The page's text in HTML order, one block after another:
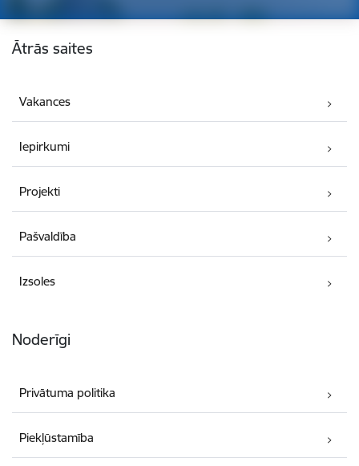
Kājene
Ātrās saites
Vakances
Iepirkumi
Projekti
Pašvaldība
Izsoles
Noderīgi
Privātuma politika
Piekļūstamība